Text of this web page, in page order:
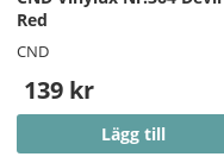
Red
CND
139 kr
Lägg till